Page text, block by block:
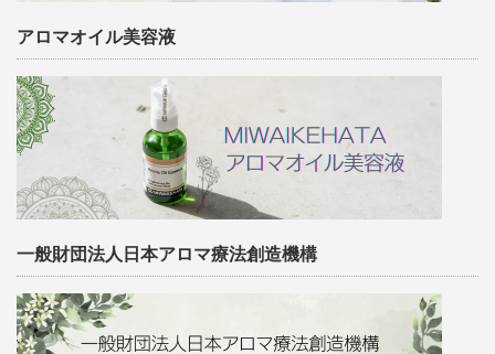
アロマオイル美容液
一般財団法人日本アロマ療法創造機構